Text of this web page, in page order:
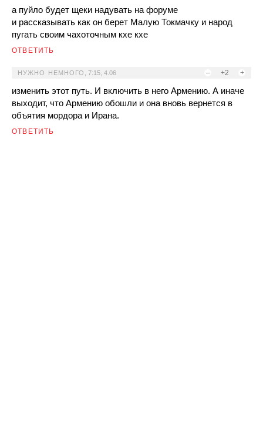
а пуйло будет щеки надувать на форуме
и рассказывать как он берет Малую Токмачку и народ
пугать своим чахоточным кхе кхе
ОТВЕТИТЬ
– +2 +
НУЖНО НЕМНОГО ,7:15, 4.06
изменить этот путь. И включить в него Армению. А иначе
выходит, что Армению обошли и она вновь вернется в
объятия мордора и Ирана.
ОТВЕТИТЬ